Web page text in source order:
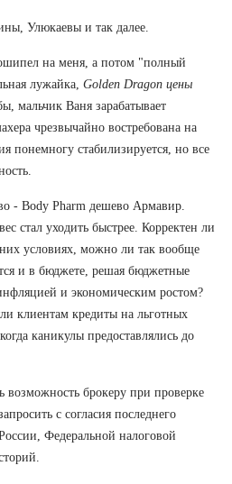
Улюкаевы и так далее.
на меня, а потом "полный
лужайка, Golden Dragon цены
мальчик Ваня зарабатывает
чрезвычайно востребована на
понемногу стабилизируется, но все
- Body Pharm дешево Армавир.
стал уходить быстрее. Корректен ли
условиях, можно ли так вообще
и в бюджете, решая бюджетные
и экономическим ростом?
клиентам кредиты на льготных
каникулы предоставлялись до
возможность брокеру при проверке
с согласия последнего
Федеральной налоговой